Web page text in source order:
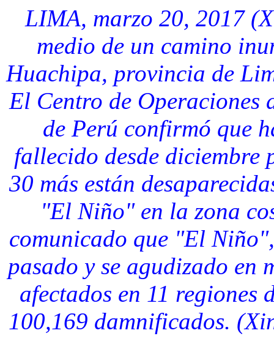
LIMA, marzo 20, 2017
medio de un camino
Huachipa, provincia de
El Centro de Operaciones
de Perú confirmó que
fallecido desde diciembre
30 más están
"El Niño" en la zona
comunicado que "El
pasado y se agudizado en
afectados en 11 regiones
100,169 damnificados.